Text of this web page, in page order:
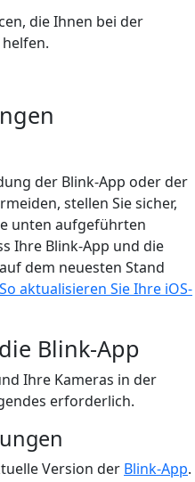
die Ihnen bei der
der Blink-App oder der
stellen Sie sicher,
unten aufgeführten
Ihre Blink-App und die
dem neuesten Stand
So aktualisieren Sie Ihre iOS-
Blink-App
Ihre Kameras in der
erforderlich.
Version der Blink-App.